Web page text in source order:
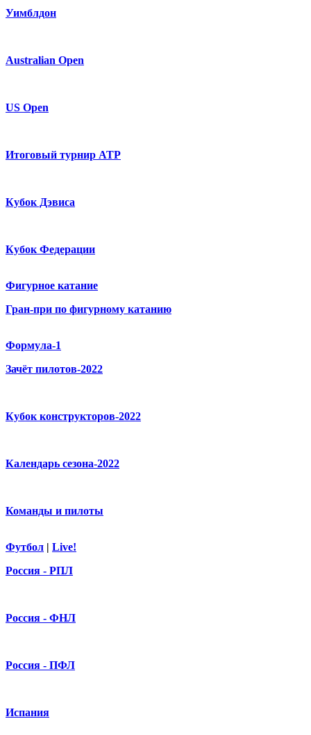
Уимблдон
Australian Open
US Open
Итоговый турнир ATP
Кубок Дэвиса
Кубок Федерации
Фигурное катание
Гран-при по фигурному катанию
Формула-1
Зачёт пилотов-2022
Кубок конструкторов-2022
Календарь сезона-2022
Команды и пилоты
Футбол | Live!
Россия - РПЛ
Россия - ФНЛ
Россия - ПФЛ
Испания